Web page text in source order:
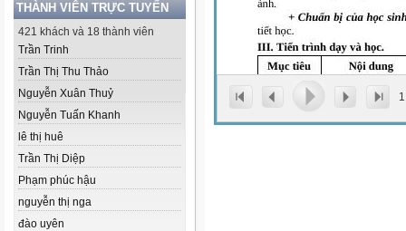
THÀNH VIÊN TRỰC TUYẾN
421 khách và 18 thành viên
Trần Trinh
Trần Thị Thu Thảo
Nguyễn Xuân Thuỷ
Nguyễn Tuấn Khanh
lê thị huê
Trần Thị Diệp
Phạm phúc hậu
nguyễn thị nga
đào uyên
1